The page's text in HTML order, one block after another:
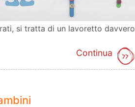
si tratta di un lavoretto davvero
Continua